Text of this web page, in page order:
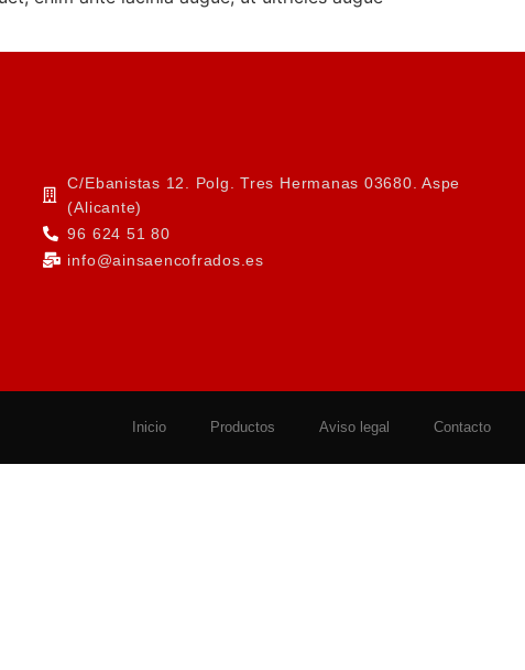
C/Ebanistas 12. Polg. Tres Hermanas 03680. Aspe
(Alicante)
96 624 51 80
info@ainsaencofrados.es
Inicio Productos Aviso legal Contacto